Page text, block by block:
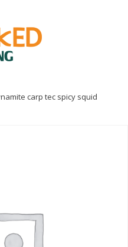
carp tec spicy squid